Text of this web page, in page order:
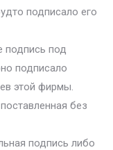
подписало его
подпись под
подписало
этой фирмы.
без
подпись либо